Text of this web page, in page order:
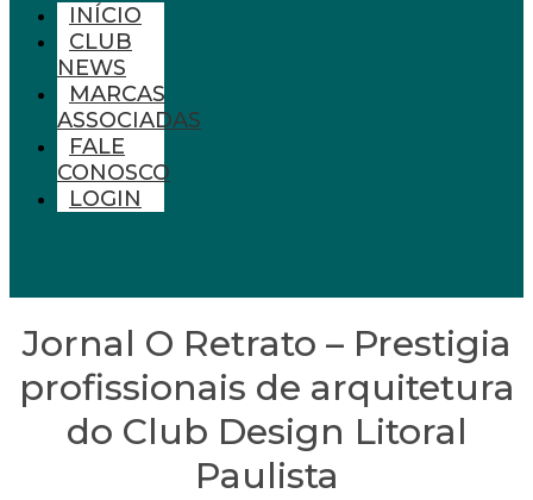
INÍCIO
CLUB
NEWS
MARCAS
ASSOCIADAS
FALE
CONOSCO
LOGIN
Jornal O Retrato – Prestigia
profissionais de arquitetura
do Club Design Litoral
Paulista